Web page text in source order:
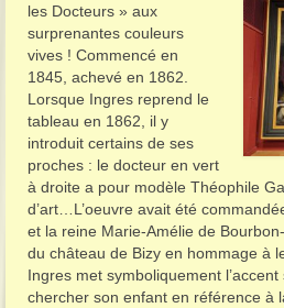
les Docteurs » aux
surprenantes couleurs
vives ! Commencé en
1845, achevé en 1862.
Lorsque Ingres reprend le
tableau en 1862, il y
introduit certains de ses
proches : le docteur en vert
à droite a pour modèle Théophile
d’art…L’oeuvre avait été
et la reine Marie-Amélie de
du château de Bizy en hommage à
Ingres met symboliquement
chercher son enfant en référence à